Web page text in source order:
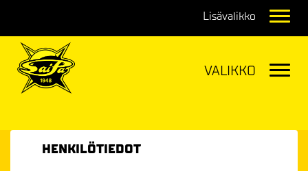
HENKILÖTIEDOT